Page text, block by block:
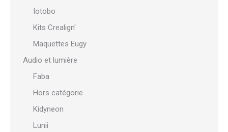
Iotobo
Kits Crealign'
Maquettes Eugy
Audio et lumière
Faba
Hors catégorie
Kidyneon
Lunii